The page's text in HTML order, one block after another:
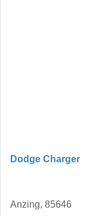
Dodge Charger
Anzing, 85646